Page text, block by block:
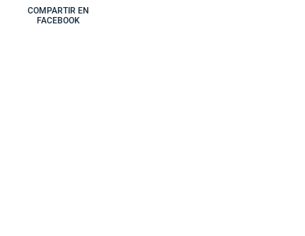
COMPARTIR EN
FACEBOOK